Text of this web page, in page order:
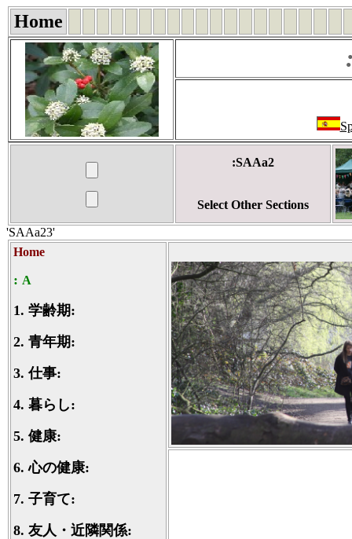
Home
:SAAa2
Select Other Sections
'SAAa23'
Home
: A
1. 学齢期:
2. 青年期:
3.仕事:
4. 暮らし:
5. 健康:
6.心の健康:
7. 子育て:
8. 友人・近隣関係: